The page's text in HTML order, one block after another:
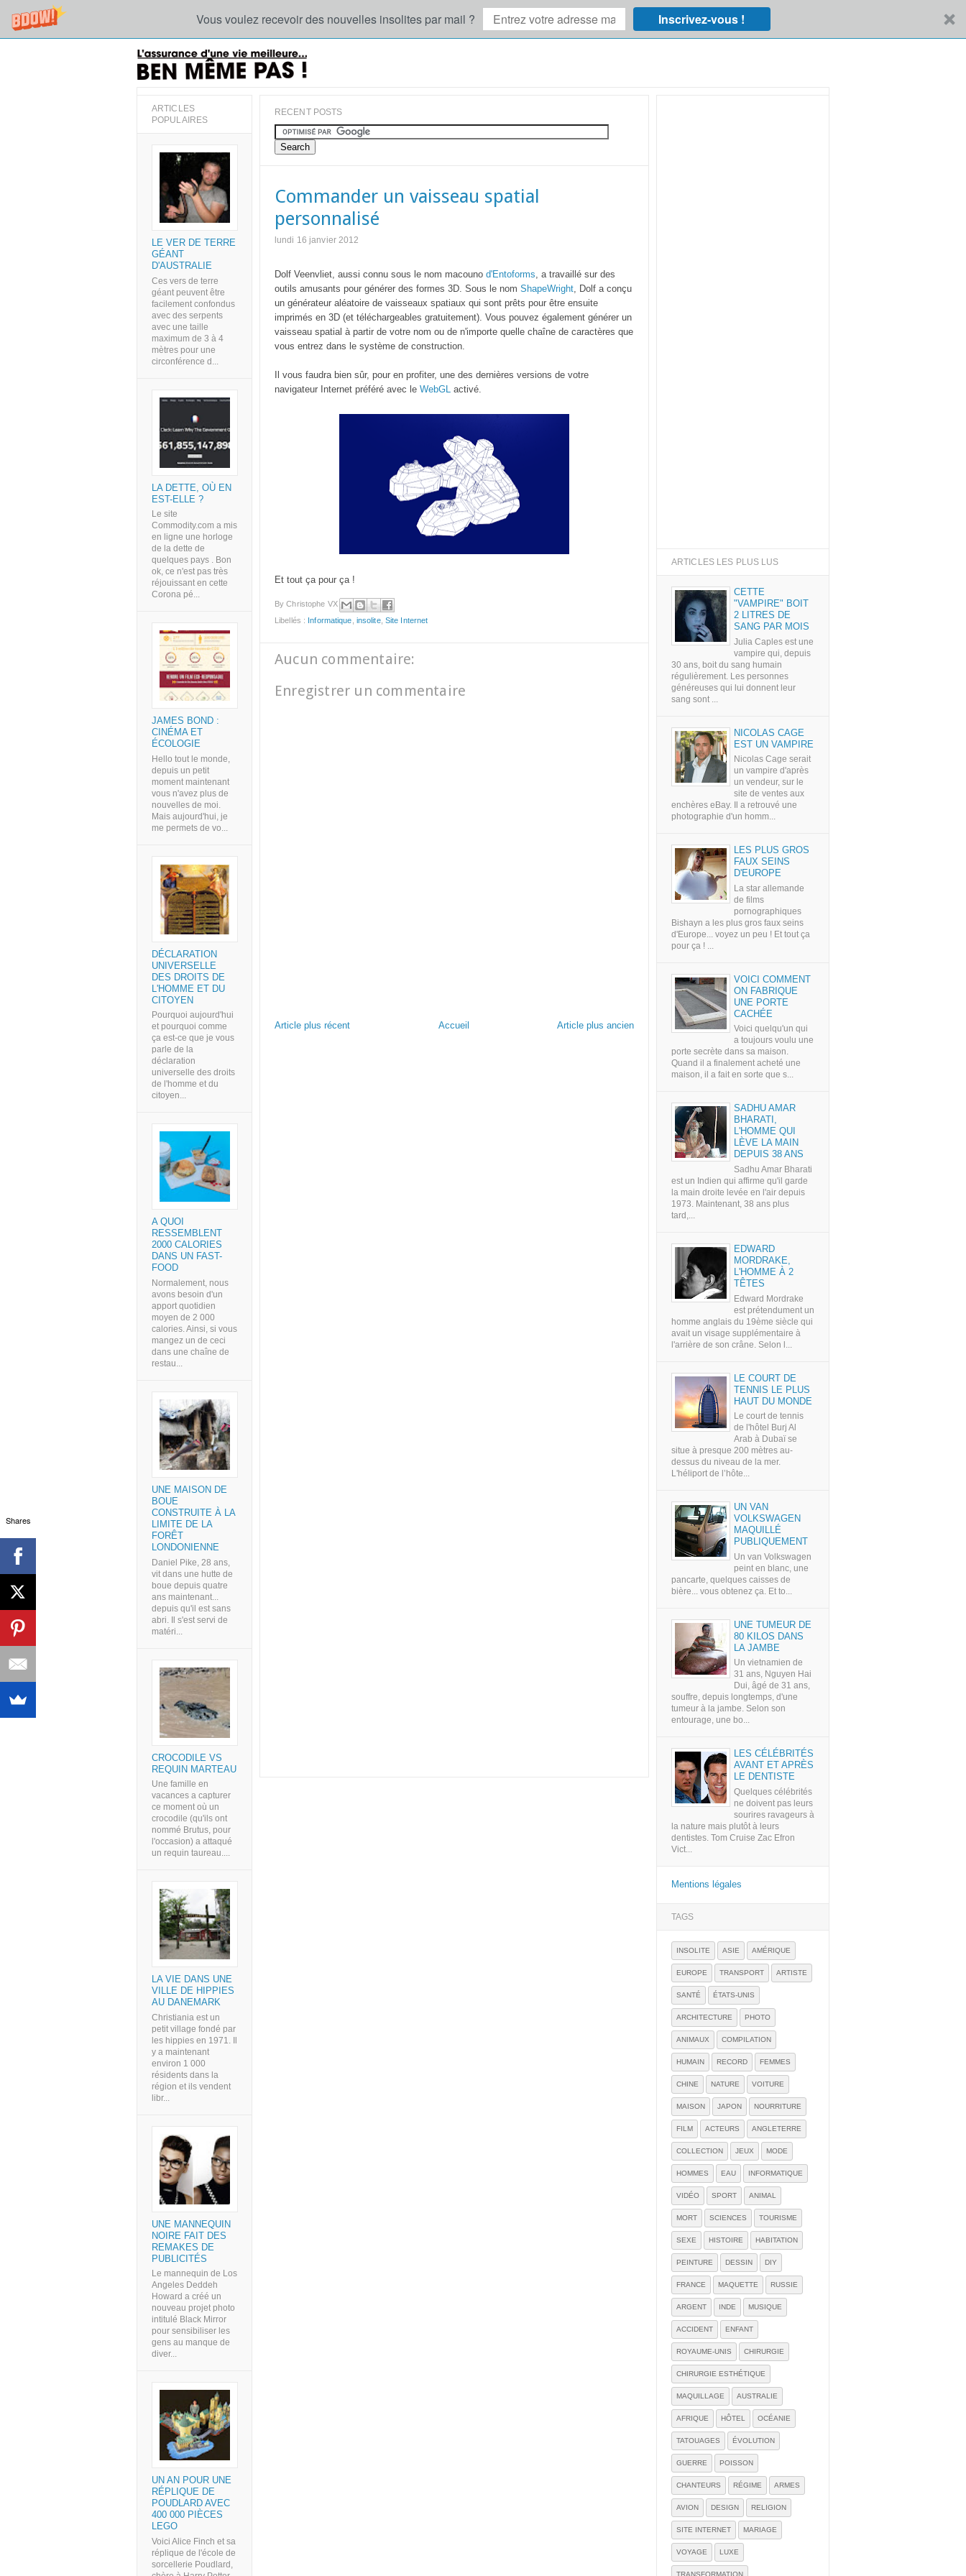
Vous voulez recevoir des nouvelles insolites par mail ? Inscrivez-vous !
RECENT POSTS
Commander un vaisseau spatial
personnalisé
lundi 16 janvier 2012
Dolf Veenvliet, aussi connu sous le nom macouno d'Entoforms , a travaillé sur des
outils amusants pour générer des formes 3D. Sous le nom ShapeWright , Dolf a conçu
un générateur aléatoire de vaisseaux spatiaux qui sont prêts pour être ensuite
imprimés en 3D (et téléchargeables gratuitement). Vous pouvez également générer un
vaisseau spatial à partir de votre nom ou de n'importe quelle chaîne de caractères que
vous entrez dans le système de construction.
Il vous faudra bien sûr, pour en profiter, une des dernières versions de votre
navigateur Internet préféré avec le WebGL activé.
Et tout ça pour ça !
ByChristophe VX
Libellés : Informatique insolite, Site Internet
Aucun commentaire:
Enregistrer un commentaire
Article plus récent Article plus ancien
Accueil
ARTICLES
POPULAIRES
LE VER DE TERRE
GÉANT
D'AUSTRALIE
Ces vers de terre
géant peuvent être
facilement confondus
avec des serpents
avec une taille
maximum de 3 à 4
mètres pour une
circonférence d...
LA DETTE, OÙ EN
EST-ELLE ?
Le site
Commodity.com a mis
en ligne une horloge
de la dette de
quelques pays . Bon
ok, ce n'est pas très
réjouissant en cette
Corona pé...
JAMES BOND :
CINÉMA ET
ÉCOLOGIE
Hello tout le monde,
depuis un petit
moment maintenant
vous n'avez plus de
nouvelles de moi.
Mais aujourd'hui, je
me permets de vo...
DÉCLARATION
UNIVERSELLE
DES DROITS DE
L'HOMME ET DU
CITOYEN
Pourquoi aujourd'hui
et pourquoi comme
ça est-ce que je vous
parle de la
déclaration
universelle des droits
de l'homme et du
citoyen...
A QUOI
RESSEMBLENT
2000 CALORIES
DANS UN FAST-
FOOD
Normalement, nous
avons besoin d'un
apport quotidien
moyen de 2 000
calories. Ainsi, si vous
mangez un de ceci
dans une chaîne de
restau...
UNE MAISON DE
BOUE
CONSTRUITE À LA
LIMITE DE LA
FORÊT
LONDONIENNE
Daniel Pike, 28 ans,
vit dans une hutte de
boue depuis quatre
ans maintenant...
depuis qu'il est sans
abri. Il s'est servi de
matéri...
CROCODILE VS
REQUIN MARTEAU
Une famille en
vacances a capturer
ce moment où un
crocodile (qu'ils ont
nommé Brutus, pour
l'occasion) a attaqué
un requin taureau....
LA VIE DANS UNE
VILLE DE HIPPIES
AU DANEMARK
Christiania est un
petit village fondé par
les hippies en 1971. Il
y a maintenant
environ 1 000
résidents dans la
région et ils vendent
libr...
UNE MANNEQUIN
NOIRE FAIT DES
REMAKES DE
PUBLICITÉS
Le mannequin de Los
Angeles Deddeh
Howard a créé un
nouveau projet photo
intitulé Black Mirror
pour sensibiliser les
gens au manque de
diver...
UN AN POUR UNE
RÉPLIQUE DE
POUDLARD AVEC
400 000 PIÈCES
LEGO
Voici Alice Finch et sa
réplique de l'école de
sorcellerie Poudlard,
ARTICLES LES PLUS LUS
CETTE
"VAMPIRE" BOIT
2 LITRES DE
SANG PAR MOIS
Julia Caples est une
vampire qui, depuis
30 ans, boit du sang humain
régulièrement. Les personnes
généreuses qui lui donnent leur
sang sont ...
NICOLAS CAGE
EST UN VAMPIRE
Nicolas Cage serait
un vampire d'après
un vendeur, sur le
site de ventes aux
enchères eBay. Il a retrouvé une
photographie d'un homm...
LES PLUS GROS
FAUX SEINS
D'EUROPE
La star allemande
de films
pornographiques
Bishayn a les plus gros faux seins
d'Europe... voyez un peu ! Et tout ça
pour ça ! ...
VOICI COMMENT
ON FABRIQUE
UNE PORTE
CACHÉE
Voici quelqu'un qui
a toujours voulu une
porte secrète dans sa maison.
Quand il a finalement acheté une
maison, il a fait en sorte que s...
SADHU AMAR
BHARATI,
L'HOMME QUI
LÈVE LA MAIN
DEPUIS 38 ANS
Sadhu Amar Bharati
est un Indien qui affirme qu'il garde
la main droite levée en l'air depuis
1973. Maintenant, 38 ans plus
tard,...
EDWARD
MORDRAKE,
L'HOMME À 2
TÊTES
Edward Mordrake
est prétendument un
homme anglais du 19ème siècle qui
avait un visage supplémentaire à
l'arrière de son crâne. Selon l...
LE COURT DE
TENNIS LE PLUS
HAUT DU MONDE
Le court de tennis
de l'hôtel Burj Al
Arab à Dubaï se
situe à presque 200 mètres au-
dessus du niveau de la mer.
L'héliport de l’hôte...
UN VAN
VOLKSWAGEN
MAQUILLÉ
PUBLIQUEMENT
Un van Volkswagen
peint en blanc, une
pancarte, quelques caisses de
bière... vous obtenez ça. Et to...
UNE TUMEUR DE
80 KILOS DANS
LA JAMBE
Un vietnamien de
31 ans, Nguyen Hai
Dui, âgé de 31 ans,
souffre, depuis longtemps, d'une
tumeur à la jambe. Selon son
entourage, une bo...
LES CÉLÉBRITÉS
AVANT ET APRÈS
LE DENTISTE
Quelques célébrités
ne doivent pas leurs
sourires ravageurs à
la nature mais plutôt à leurs
dentistes. Tom Cruise Zac Efron
Vict...
Mentions légales
TAGS
INSOLITE ASIE AMÉRIQUE
EUROPE TRANSPORT ARTISTE
SANTÉ ÉTATS-UNIS
ARCHITECTURE PHOTO
ANIMAUX COMPILATION
HUMAIN RECORD FEMMES
CHINE NATURE VOITURE
MAISON JAPON NOURRITURE
FILM ACTEURS ANGLETERRE
COLLECTION JEUX MODE
HOMMES EAU INFORMATIQUE
VIDÉO SPORT ANIMAL
MORT SCIENCES TOURISME
SEXE HISTOIRE HABITATION
PEINTURE DESSIN DIY
FRANCE MAQUETTE RUSSIE
ARGENT INDE MUSIQUE
ACCIDENT ENFANT
ROYAUME-UNIS CHIRURGIE
CHIRURGIE ESTHÉTIQUE
MAQUILLAGE AUSTRALIE
AFRIQUE HÔTEL OCÉANIE
TATOUAGES ÉVOLUTION
GUERRE POISSON
CHANTEURS RÉGIME ARMES
AVION DESIGN RELIGION
SITE INTERNET MARIAGE
VOYAGE LUXE
TRANSFORMATION
Shares